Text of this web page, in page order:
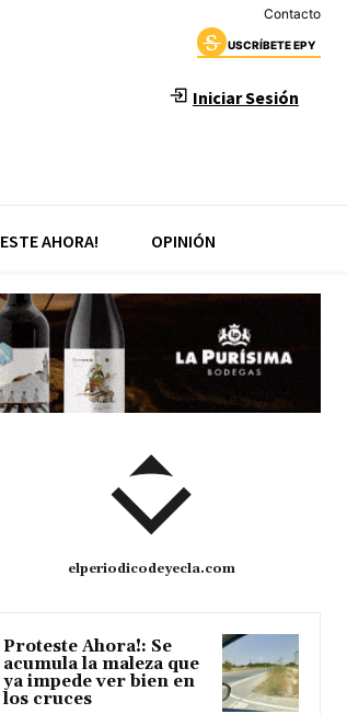
Contacto
USCRÍBETE EPY
Iniciar Sesión
AHORA! OPINIÓN
elperiodicodeyecla.com
Proteste Ahora!: Se
acumula la maleza que
ya impede ver bien en
los cruces